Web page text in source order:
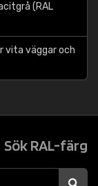
(RAL
vita väggar och
Sök RAL-färg